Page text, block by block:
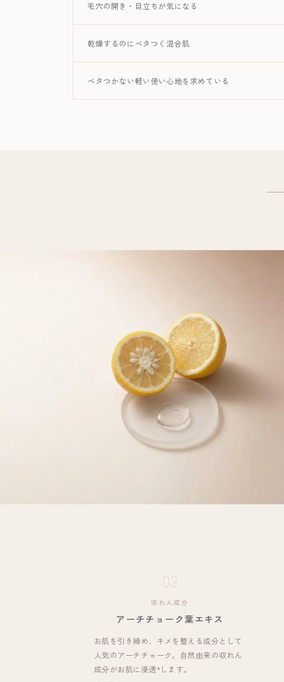
毛穴の開き・目立ちが気になる
乾燥するのにベタつく混合肌
ベタつかない軽い使い心地を求めている
02
収れん成分
アーチチョーク葉エキス
お肌を引き締め、キメを整える成分として
人気のアーチチョーク。自然由来の収れん
成分がお肌に浸透*します。